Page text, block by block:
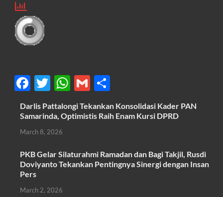
F
ac
e
b
o
o
k
T
w
itt
er
W
h
at
A
p
G
m
ail
h
ar
Darlis Pattalongi Tekankan Konsolidasi Kader PAN
Samarinda, Optimistis Raih Enam Kursi DPRD
March 8, 2026
PKB Gelar Silaturahmi Ramadan dan Bagi Takjil, Rusdi
Doviyanto Tekankan Pentingnya Sinergi dengan Insan
Pers
March 2, 2026